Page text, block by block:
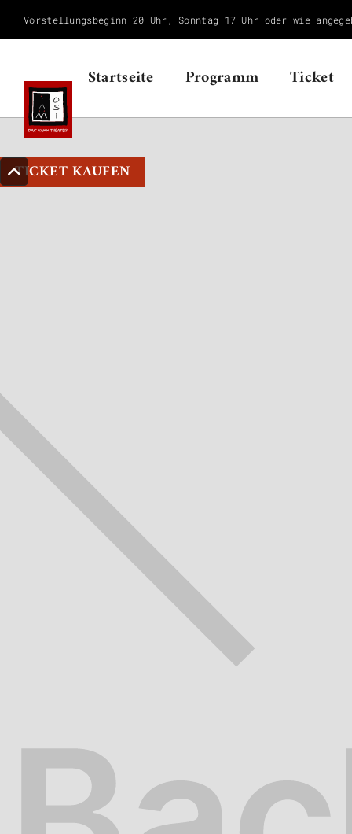
Vorstellungsbeginn 20 Uhr, Sonntag 17 Uhr oder wie
Startseite Programm Ticket
TICKET KAUFEN